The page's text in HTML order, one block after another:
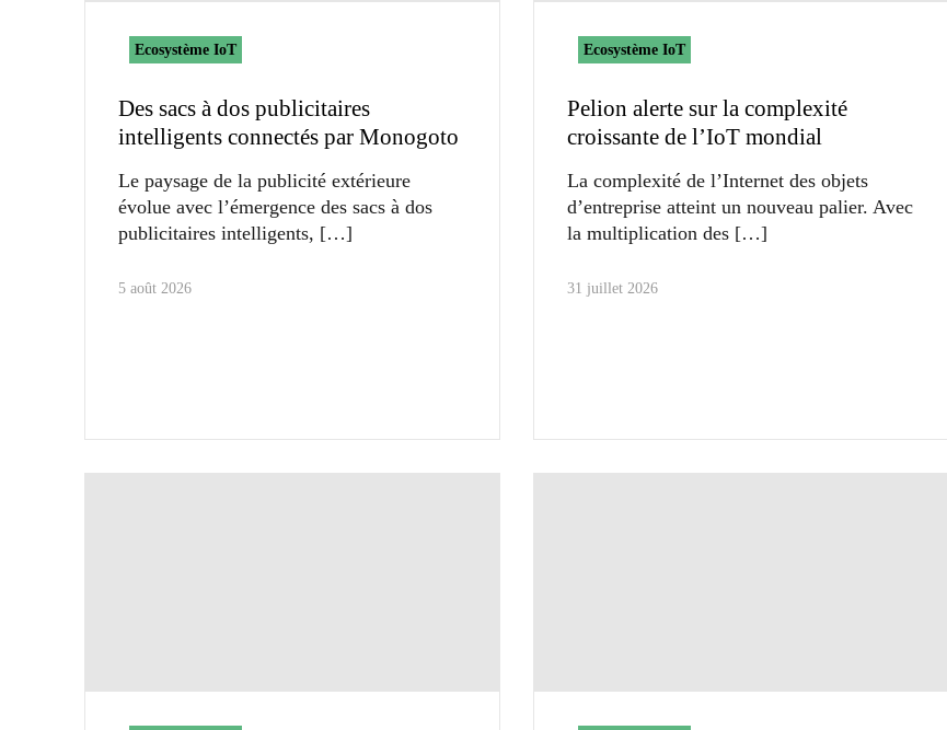
Ecosystème IoT
Des sacs à dos publicitaires
intelligents connectés par Monogoto
Le paysage de la publicité extérieure
évolue avec l’émergence des sacs à dos
publicitaires intelligents,
5 août 2026
Ecosystème IoT
Pelion alerte sur la complexité
croissante de l’IoT mondial
La complexité de l’Internet des objets
d’entreprise atteint un nouveau palier. Avec
la multiplication des
31 juillet 2026